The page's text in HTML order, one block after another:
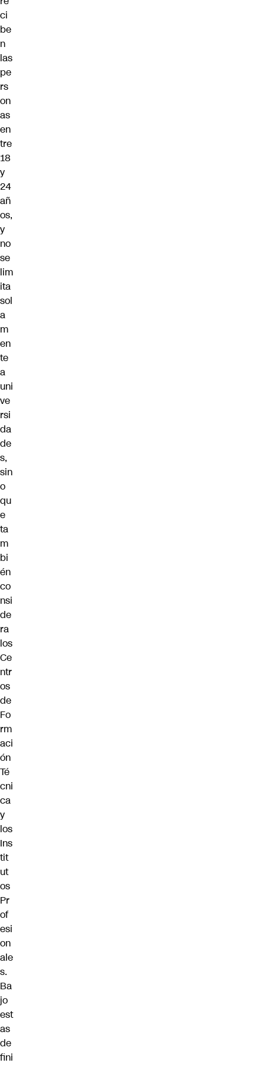
ci
be
n
las
pe
rs
on
as
en
tre
18
y
24
añ
os,
y
no
se
lim
ita
sol
a
m
en
te
a
uni
ve
rsi
da
de
s,
sin
o
qu
e
ta
m
bi
én
co
nsi
de
ra
los
Ce
ntr
os
de
Fo
rm
aci
ón
Té
cni
ca
y
los
Ins
tit
ut
os
Pr
of
esi
on
ale
s.
Ba
jo
est
as
de
fini